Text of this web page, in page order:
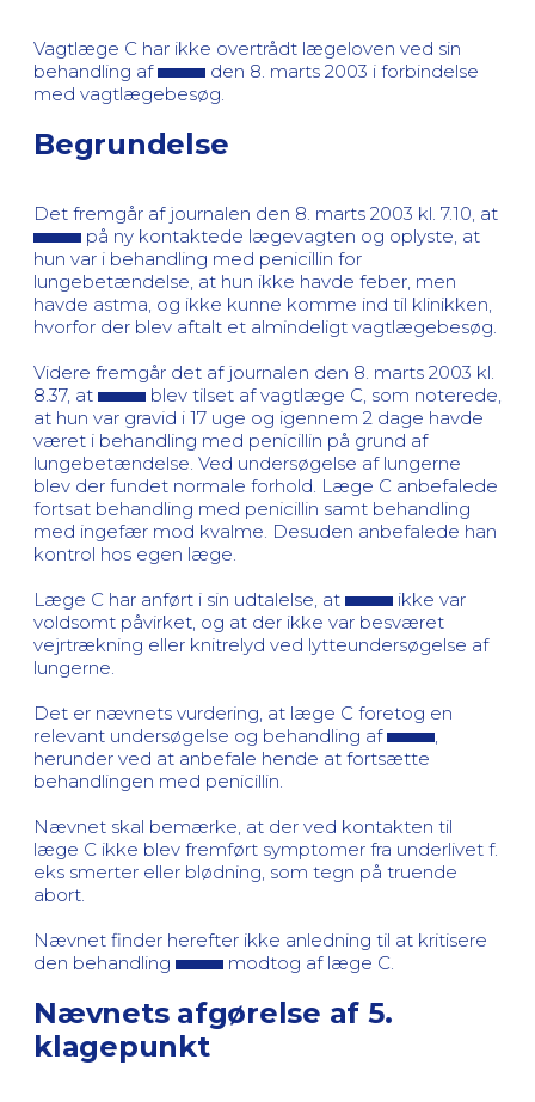
Vagtlæge C har ikke overtrådt lægeloven ved sin
behandling af
den 8. marts 2003 i forbindelse
med vagtlægebesøg.
Begrundelse
Det fremgår af journalen den 8. marts 2003 kl. 7.10, at
på ny kontaktede lægevagten og oplyste, at
hun var i behandling med penicillin for
lungebetændelse, at hun ikke havde feber, men
havde astma, og ikke kunne komme ind til klinikken,
hvorfor der blev aftalt et almindeligt vagtlægebesøg.
Videre fremgår det af journalen den 8. marts 2003 kl.
8.37, at
blev tilset af vagtlæge C, som noterede,
at hun var gravid i 17 uge og igennem 2 dage havde
været i behandling med penicillin på grund af
lungebetændelse. Ved undersøgelse af lungerne
blev der fundet normale forhold. Læge C anbefalede
fortsat behandling med penicillin samt behandling
med ingefær mod kvalme. Desuden anbefalede han
kontrol hos egen læge.
Læge C har anført i sin udtalelse, at
ikke var
voldsomt påvirket, og at der ikke var besværet
vejrtrækning eller knitrelyd ved lytteundersøgelse af
lungerne.
Det er nævnets vurdering, at læge C foretog en
relevant undersøgelse og behandling af
herunder ved at anbefale hende at fortsætte
behandlingen med penicillin.
Nævnet skal bemærke, at der ved kontakten til
læge C ikke blev fremført symptomer fra underlivet f.
eks smerter eller blødning, som tegn på truende
abort.
Nævnet finder herefter ikke anledning til at kritisere
den behandling
modtog af læge C.
Nævnets afgørelse af 5.
klagepunkt